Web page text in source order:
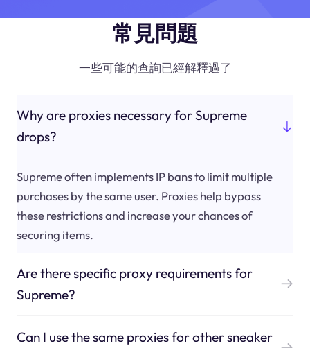
常見問題
一些可能的查詢已經解釋過了
Why are proxies necessary for Supreme
drops?
Supreme often implements IP bans to limit multiple
purchases by the same user. Proxies help bypass
these restrictions and increase your chances of
securing items.
Are there specific proxy requirements for
Supreme?
Can I use the same proxies for other sneaker